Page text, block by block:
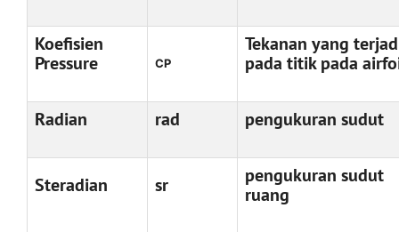
Koefisien
Pressure
CP
Tekanan yang
pada titik pada
Radian rad pengukuran sudut
Steradian sr
pengukuran sudut
ruang